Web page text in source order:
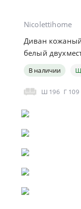
Nicolettihome
Диван
белый
В наличии
Ш 196 Г 109